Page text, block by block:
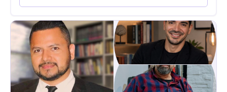
centra en la regulación emocional, las relaciones de pareja, la
metodología combina psicología contemporánea,
neurociencias y estrategias de cambio basadas en evidencia
para fortalecer la autoestima, desarrollar habilidades
socioemocionales y promover cambios sostenibles. Como
divulgador científico, acerca la psicología y las neurociencias
a la vida cotidiana mediante contenidos claros, rigurosos y
aplicables, con el propósito de impulsar un bienestar integral.